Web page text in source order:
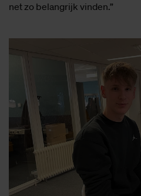
net zo belangrijk vinden.”